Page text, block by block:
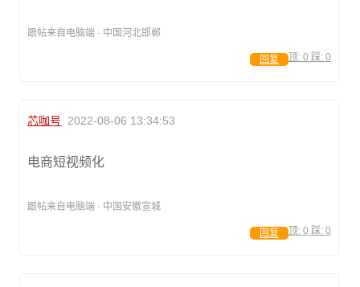
跟帖来自电脑端 · 中国河北邯郸
顶: 0 踩: 0
回复
芯咖号 2022-08-06 13:34:53
电商短视频化
跟帖来自电脑端 · 中国安徽宣城
顶: 0 踩: 0
回复